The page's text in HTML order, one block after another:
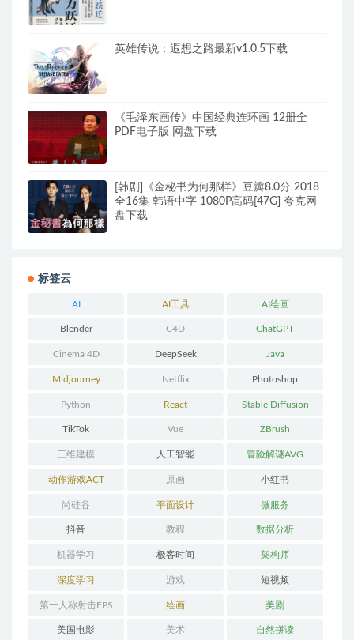
英雄传说：遐想之路最新v1.0.5下载
《毛泽东画传》中国经典连环画 12册全
PDF电子版 网盘下载
[韩剧]《金秘书为何那样》豆瓣8.0分 2018
全16集 韩语中字 1080P高码[47G] 夸克网
盘下载
标签云
AI AI工具 AI绘画
Blender C4D ChatGPT
Cinema 4D DeepSeek Java
Midjourney Netflix Photoshop
Python React Stable Diffusion
TikTok Vue ZBrush
三维建模 人工智能 冒险解谜AVG
动作游戏ACT 原画 小红书
尚硅谷 平面设计 微服务
抖音 教程 数据分析
机器学习 极客时间 架构师
深度学习 游戏 短视频
第一人称射击FPS 绘画 美剧
美国电影 美术 自然拼读